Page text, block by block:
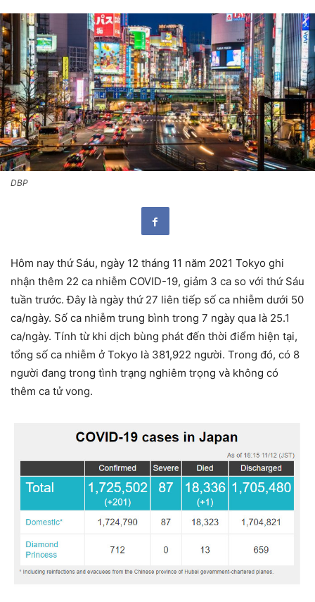
DBP
Hôm nay thứ Sáu, ngày 12 tháng 11 năm 2021 Tokyo ghi
nhận thêm 22 ca nhiễm COVID-19, giảm 3 ca so với thứ Sáu
tuần trước. Đây là ngày thứ 27 liên tiếp số ca nhiễm dưới 50
ca/ngày. Số ca nhiễm trung bình trong 7 ngày qua là 25.1
ca/ngày. Tính từ khi dịch bùng phát đến thời điểm hiện tại,
tổng số ca nhiễm ở Tokyo là 381,922 người. Trong đó, có 8
người đang trong tình trạng nghiêm trọng và không có
thêm ca tử vong.